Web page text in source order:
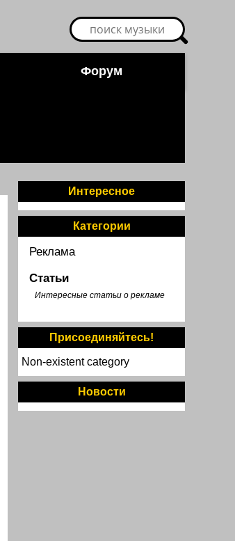
Форум
Интересное
Категории
Реклама
Статьи
Интересные статьи о рекламе
Присоединяйтесь!
Non-existent category
Новости